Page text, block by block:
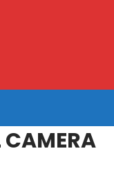
CAMERA